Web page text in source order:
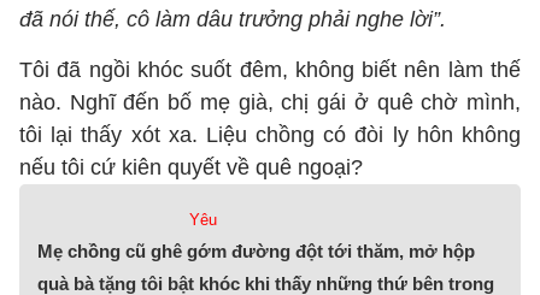
đã nói thế, cô làm dâu trưởng phải nghe lời”.
Tôi đã ngồi khóc suốt đêm, không biết nên làm thế
nào. Nghĩ đến bố mẹ già, chị gái ở quê chờ mình,
tôi lại thấy xót xa. Liệu chồng có đòi ly hôn không
nếu tôi cứ kiên quyết về quê ngoại?
Yêu
Mẹ chồng cũ ghê gớm đường đột tới thăm, mở hộp
quà bà tặng tôi bật khóc khi thấy những thứ bên trong